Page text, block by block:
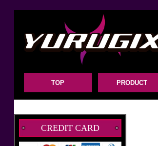
TOP PRODUCT
CREDIT CARD